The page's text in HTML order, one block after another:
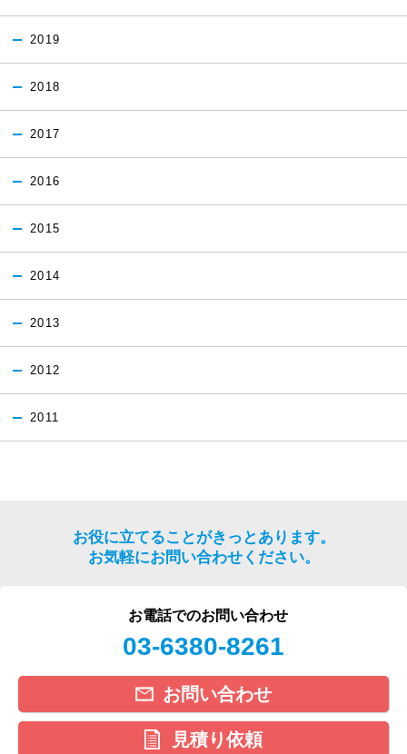
2019
2018
2017
2016
2015
2014
2013
2012
2011
お役に立てることがきっとあります。
お気軽にお問い合わせください。
お電話でのお問い合わせ
03-6380-8261
お問い合わせ
見積り依頼